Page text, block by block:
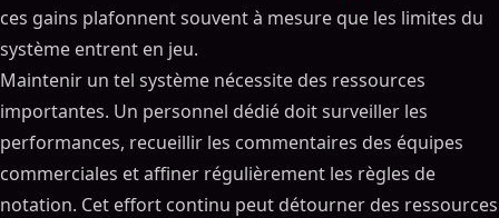
ces gains plafonnent souvent à mesure que les limites du
système entrent en jeu.
Maintenir un tel système nécessite des ressources
importantes. Un personnel dédié doit surveiller les
performances, recueillir les commentaires des équipes
commerciales et affiner régulièrement les règles de
notation. Cet effort continu peut détourner des ressources